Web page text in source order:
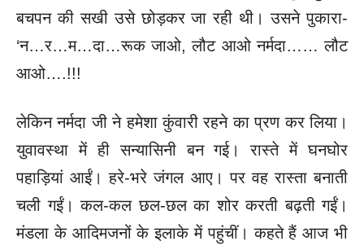
बचपन की सखी उसे छोड़कर जा रही थी। उसने पुकारा-
‘न…र…म…दा…रूक जाओ, लौट आओ नर्मदा…… लौट
आओ….!!!
लेकिन नर्मदा जी ने हमेशा कुंवारी रहने का प्रण कर लिया।
युवावस्था में ही सन्यासिनी बन गई। रास्ते में घनघोर
पहाड़ियां आईं। हरे-भरे जंगल आए। पर वह रास्ता बनाती
चली गईं। कल-कल छल-छल का शोर करती बढ़ती गईं।
मंडला के आदिमजनों के इलाके में पहुंचीं। कहते हैं आज भी